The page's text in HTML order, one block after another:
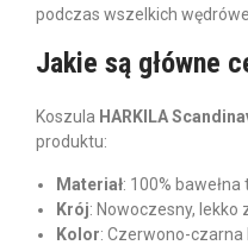
podczas wszelkich
Jakie są główne
Koszula HARKILA
produktu:
Materiał: 100%
Krój: Nowoczesny,
Kolor: Czerwono-czarna